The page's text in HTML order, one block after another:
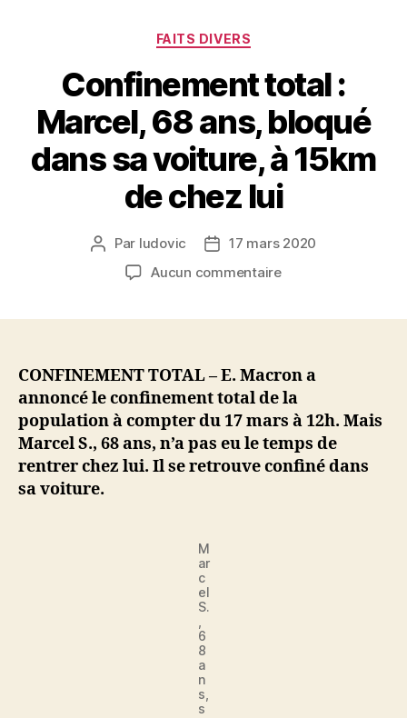
Catégories
FAITS DIVERS
Confinement total :
Marcel, 68 ans, bloqué
dans sa voiture, à 15km
de chez lui
Auteur
l’article
Par ludovic
Date17 mars 2020
Aucun commentairesur
68
ans,
bloqué
dans
sa
voiture,
CONFINEMENT TOTAL – E. Macron a
annoncé le confinement total de la
population à compter du 17 mars à 12h. Mais
Marcel S., 68 ans, n’a pas eu le temps de
rentrer chez lui. Il se retrouve confiné dans
sa voiture.
M
ar
c
el
S.
6
8
a
n
s,
s